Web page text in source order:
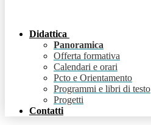
Didattica
Panoramica
Offerta formativa
Calendari e orari
Pcto e Orientamento
Programmi e libri di testo
Progetti
Contatti